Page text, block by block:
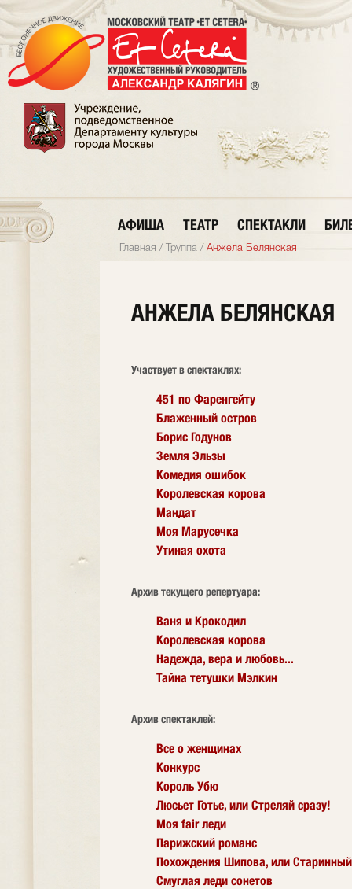
АФИША ТЕАТР СПЕКТАКЛИ
Главная / Труппа / Анжела Белянская
АНЖЕЛА БЕЛЯНСКАЯ
Участвует в спектаклях:
451 по Фаренгейту
Блаженный остров
Борис Годунов
Земля Эльзы
Комедия ошибок
Королевская корова
Мандат
Моя Марусечка
Утиная охота
Архив текущего репертуара:
Ваня и Крокодил
Королевская корова
Надежда, вера и любовь...
Тайна тетушки Мэлкин
Архив спектаклей:
Все о женщинах
Конкурс
Король Убю
Люсьет Готье, или Стреляй сразу!
Моя fair леди
Парижский романс
Похождения Шипова, или
Смуглая леди сонетов